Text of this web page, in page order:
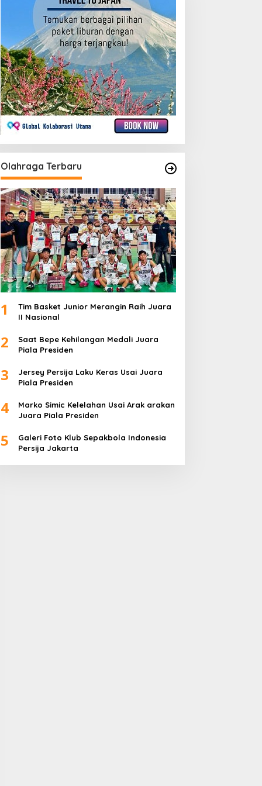
Olahraga Terbaru
1
Tim Basket Junior Merangin Raih Juara
2
Saat Bepe Kehilangan Medali Juara
Piala Presiden
3
Jersey Persija Laku Keras Usai Juara
Piala Presiden
4
Marko Simic Kelelahan Usai Arak arakan
Juara Piala Presiden
5
Galeri Foto Klub Sepakbola Indonesia
Persija Jakarta